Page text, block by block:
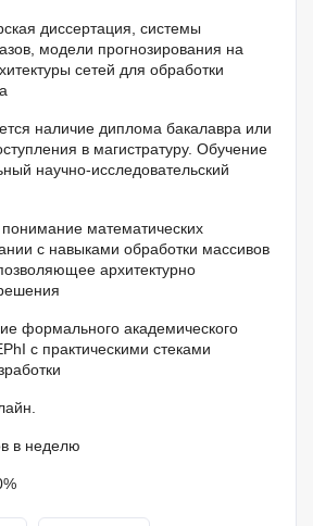
диссертация, системы
модели прогнозирования на
сетей для обработки
наличие диплома бакалавра или
в магистратуру. Обучение
научно-исследовательский
математических
с навыками обработки массивов
архитектурно
формального академического
с практическими стеками
в неделю